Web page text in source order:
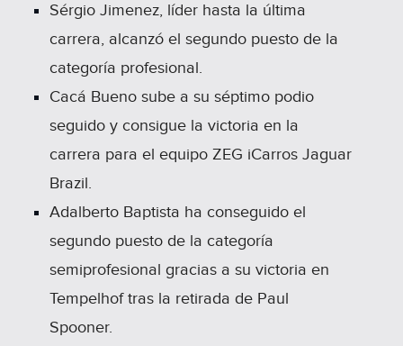
Sérgio Jimenez, líder hasta la última
carrera, alcanzó el segundo puesto de la
categoría profesional.
Cacá Bueno sube a su séptimo podio
seguido y consigue la victoria en la
carrera para el equipo ZEG iCarros Jaguar
Brazil.
Adalberto Baptista ha conseguido el
segundo puesto de la categoría
semiprofesional gracias a su victoria en
Tempelhof tras la retirada de Paul
Spooner.